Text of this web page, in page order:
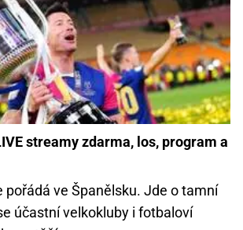
streamy zdarma, los, program a
pořádá ve Španělsku. Jde o tamní
účastní velkokluby i fotbaloví